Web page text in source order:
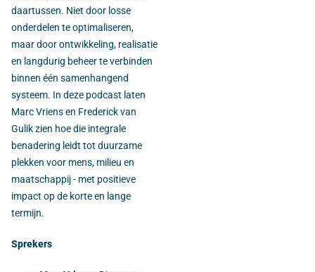
daartussen. Niet door losse
onderdelen te optimaliseren,
maar door ontwikkeling, realisatie
en langdurig beheer te verbinden
binnen één samenhangend
systeem. In deze podcast laten
Marc Vriens en Frederick van
Gulik zien hoe die integrale
benadering leidt tot duurzame
plekken voor mens, milieu en
maatschappij - met positieve
impact op de korte en lange
termijn.
Sprekers